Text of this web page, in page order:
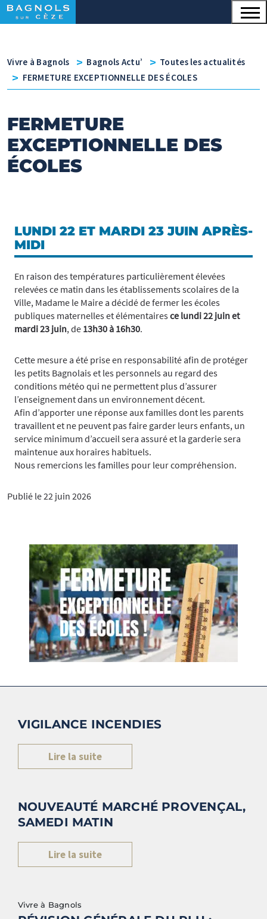
Panneau de gestion des cookies
Menu principal
Contenu
Vivre à Bagnols v Bagnols Actu’ v Toutes les actualités
v FERMETURE EXCEPTIONNELLE DES ÉCOLES
FERMETURE
EXCEPTIONNELLE DES
ÉCOLES
LUNDI 22 ET MARDI 23 JUIN APRÈS-
MIDI
En raison des températures particulièrement élevées
relevées ce matin dans les établissements scolaires de la
Ville, Madame le Maire a décidé de fermer les écoles
publiques maternelles et élémentairesce lundi 22 juin et
mardi 23 juin, de 13h30 à 16h30.
Cette mesure a été prise en responsabilité afin de protéger
les petits Bagnolais et les personnels au regard des
conditions météo qui ne permettent plus d’assurer
l’enseignement dans un environnement décent.
Afin d’apporter une réponse aux familles dont les parents
travaillent et ne peuvent pas faire garder leurs enfants, un
service minimum d’accueil sera assuré et la garderie sera
maintenue aux horaires habituels.
Nous remercions les familles pour leur compréhension.
Publié le 22 juin 2026
VIGILANCE INCENDIES
Lire la suite
NOUVEAUTÉ MARCHÉ PROVENÇAL,
SAMEDI MATIN
Lire la suite
Vivre à Bagnols